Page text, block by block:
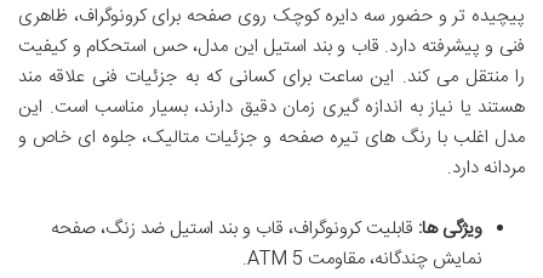
پیچیده تر و حضور سه دایره کوچک روی صفحه برای کرونوگراف، ظاهری
فنی و پیشرفته دارد. قاب و بند استیل این مدل، حس استحکام و کیفیت
را منتقل می کند. این ساعت برای کسانی که به جزئیات فنی علاقه مند
هستند یا نیاز به اندازه گیری زمان دقیق دارند، بسیار مناسب است. این
مدل اغلب با رنگ های تیره صفحه و جزئیات متالیک، جلوه ای خاص و
مردانه دارد.
ویژگی ها: قابلیت کرونوگراف، قاب و بند استیل ضد زنگ، صفحه
نمایش چندگانه، مقاومت 5 ATM.